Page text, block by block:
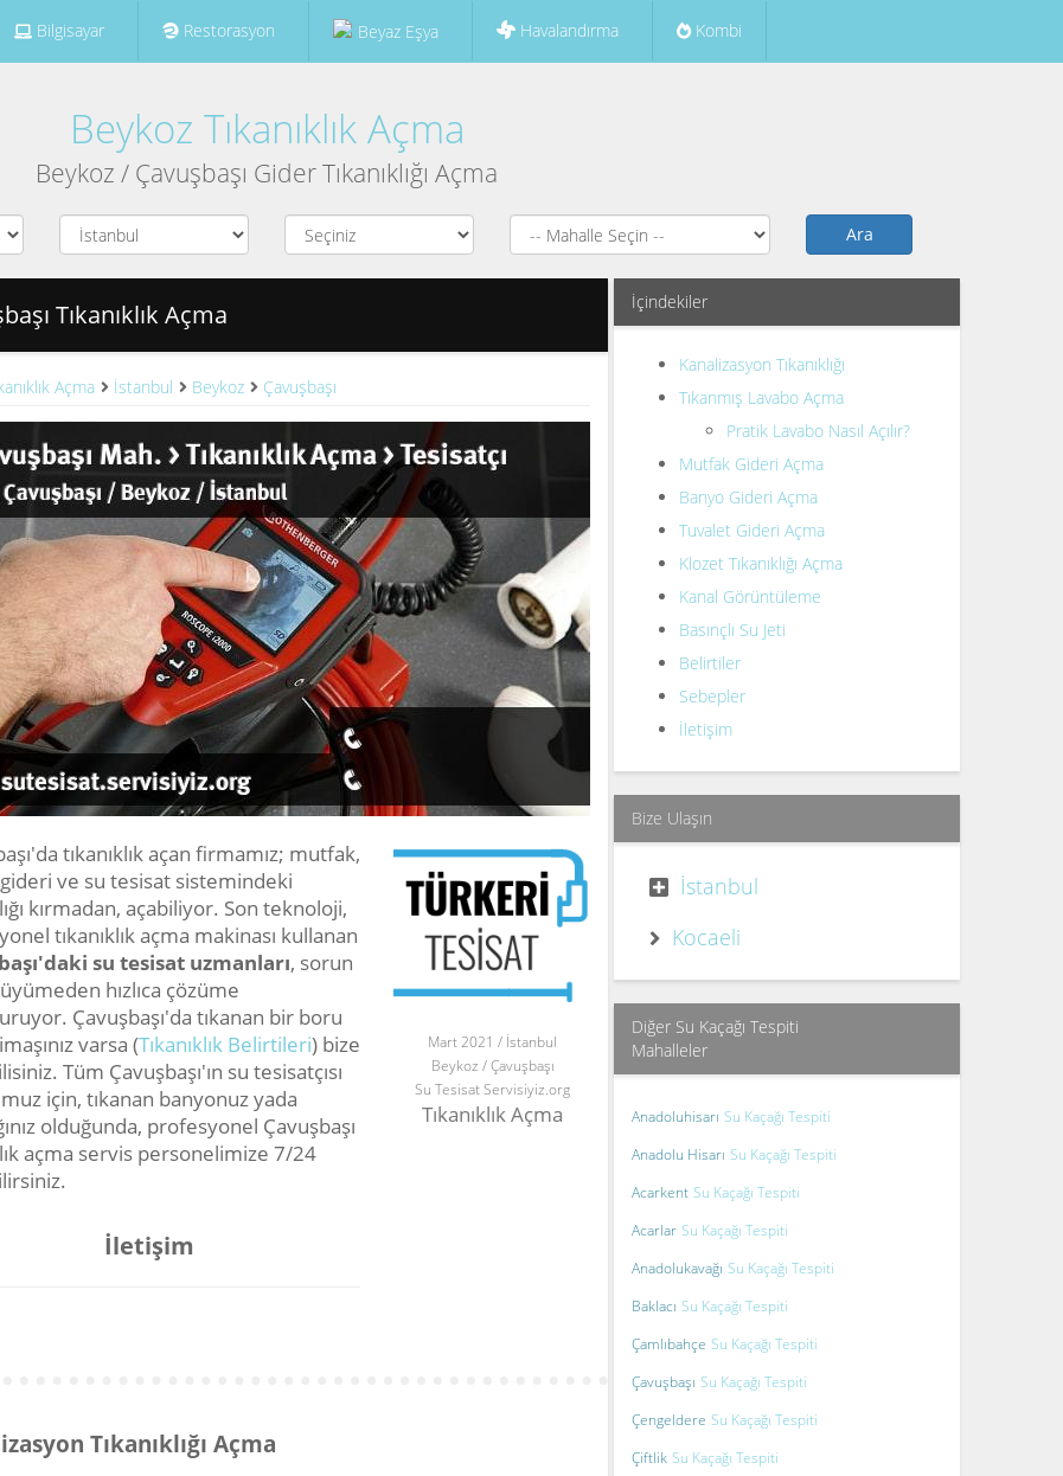
Bilgisayar Restorasyon Beyaz Eşya Havalandırma Kombi
Beykoz Tıkanıklık Açma
Beykoz / Çavuşbaşı Gider Tıkanıklığı Açma
Ara
Tıkanıklık Açma
Açma İstanbul Beykoz Çavuşbaşı
tıkanıklık açan firmamız; mutfak,
ve su tesisat sistemindeki
kırmadan, açabiliyor. Son teknoloji,
tıkanıklık açma makinası kullanan
su tesisat uzmanları, sorun
hızlıca çözüme
Çavuşbaşı'da tıkanan bir boru
varsa (Tıkanıklık Belirtileri) bize
Tüm Çavuşbaşı'ın su tesisatçısı
için, tıkanan banyonuz yada
olduğunda, profesyonel Çavuşbaşı
açma servis personelimize 7/24
İletişim
Mart 2021 / İstanbul
Beykoz / Çavuşbaşı
Su Tesisat Servisiyiz.org
Tıkanıklık Açma
Tıkanıklığı Açma
İçindekiler
Kanalizasyon Tıkanıklığı
Tıkanmış Lavabo Açma
Pratik Lavabo Nasıl Açılır?
Mutfak Gideri Açma
Banyo Gideri Açma
Tuvalet Gideri Açma
Klozet Tıkanıklığı Açma
Kanal Görüntüleme
Basınçlı Su Jeti
Belirtiler
Sebepler
İletişim
Bize Ulaşın
İstanbul
Kocaeli
Diğer Su Kaçağı Tespiti
Mahalleler
Anadoluhisarı Su Kaçağı Tespiti
Anadolu Hisarı Su Kaçağı Tespiti
Acarkent Su Kaçağı Tespiti
Acarlar Su Kaçağı Tespiti
Anadolukavağı Su Kaçağı Tespiti
Baklacı Su Kaçağı Tespiti
Çamlıbahçe Su Kaçağı Tespiti
Çavuşbaşı Su Kaçağı Tespiti
Çengeldere Su Kaçağı Tespiti
Çiftlik Su Kaçağı Tespiti